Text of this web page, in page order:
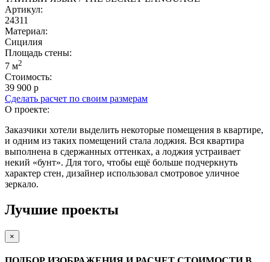
Артикул:
24311
Материал:
Сицилия
Площадь cтены:
7 м2
Стоимость:
39 900 р
Сделать расчет по своим размерам
О проекте:
Заказчики хотели выделить некоторые помещения в квартире,
и одним из таких помещений стала лоджия. Вся квартира
выполнена в сдержанных оттенках, а лоджия устраивает
некий «бунт». Для того, чтобы ещё больше подчеркнуть
характер стен, дизайнер использовал смотровое уличное
зеркало.
Лучшие проекты
×